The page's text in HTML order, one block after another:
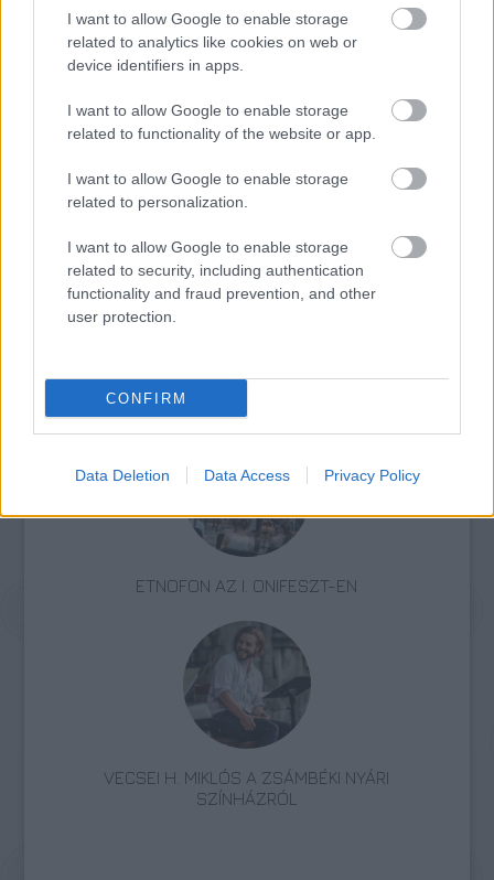
I want to allow Google to enable storage
related to analytics like cookies on web or
device identifiers in apps.
I want to allow Google to enable storage
related to functionality of the website or app.
I want to allow Google to enable storage
related to personalization.
I want to allow Google to enable storage
related to security, including authentication
functionality and fraud prevention, and other
user protection.
CONFIRM
Data Deletion Data Access Privacy Policy
népdalköri bemutatók.
Fesztiválok Lavór
ZÁRT A DOMBOS FEST
ETNOFON AZ I. ONIFESZT-EN
VECSEI H. MIKLÓS A ZSÁMBÉKI NYÁRI
SZÍNHÁZRÓL